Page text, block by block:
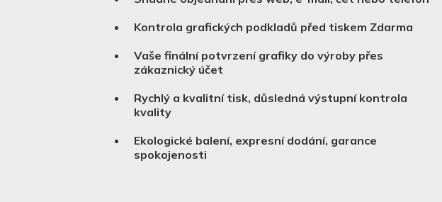
Kontrola grafických podkladů před tiskem Zdarma
Vaše finální potvrzení grafiky do výroby přes
zákaznický účet
Rychlý a kvalitní tisk, důsledná výstupní kontrola
kvality
Ekologické balení, expresní dodání, garance
spokojenosti